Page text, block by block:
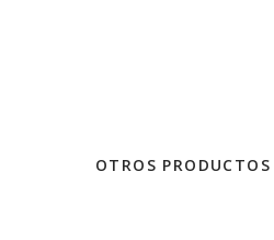
OTROS PRODUCTOS